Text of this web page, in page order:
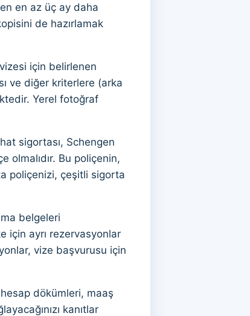
en az üç ay daha
de hazırlamak
için belirlenen
ve diğer kriterlere (arka
Yerel fotoğraf
sigortası, Schengen
Bu poliçenin,
poliçenizi, çeşitli sigorta
belgeleri
için ayrı rezervasyonlar
vize başvurusu için
dökümleri, maaş
kanıtlar